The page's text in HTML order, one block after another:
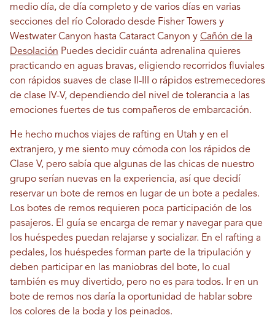
medio día, de día completo y de varios días en varias
secciones del río Colorado desde Fisher Towers y
Westwater Canyon hasta Cataract Canyon y Cañón de la
Desolación Puedes decidir cuánta adrenalina quieres
practicando en aguas bravas, eligiendo recorridos fluviales
con rápidos suaves de clase II-III o rápidos estremecedores
de clase IV-V, dependiendo del nivel de tolerancia a las
emociones fuertes de tus compañeros de embarcación.
He hecho muchos viajes de rafting en Utah y en el
extranjero, y me siento muy cómoda con los rápidos de
Clase V, pero sabía que algunas de las chicas de nuestro
grupo serían nuevas en la experiencia, así que decidí
reservar un bote de remos en lugar de un bote a pedales.
Los botes de remos requieren poca participación de los
pasajeros. El guía se encarga de remar y navegar para que
los huéspedes puedan relajarse y socializar. En el rafting a
pedales, los huéspedes forman parte de la tripulación y
deben participar en las maniobras del bote, lo cual
también es muy divertido, pero no es para todos. Ir en un
bote de remos nos daría la oportunidad de hablar sobre
los colores de la boda y los peinados.